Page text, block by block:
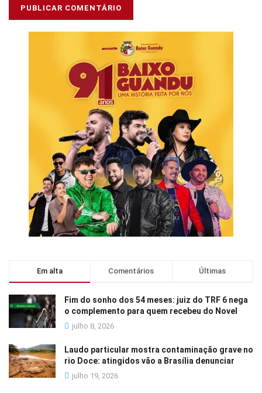
Em alta Comentários Últimas
Fim do sonho dos 54 meses: juiz do TRF 6 nega
o complemento para quem recebeu do Novel
julho 8, 2026
Laudo particular mostra contaminação grave no
rio Doce: atingidos vão a Brasília denunciar
julho 19, 2026